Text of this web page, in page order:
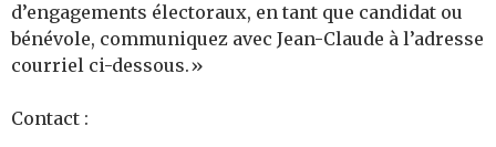
d’engagements électoraux, en tant que candidat ou
bénévole, communiquez avec Jean-Claude à l’adresse
courriel ci-dessous.»
Contact :